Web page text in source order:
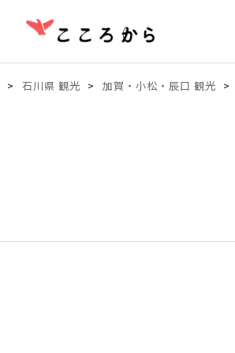
石川県 観光 加賀・小松・辰口 観光